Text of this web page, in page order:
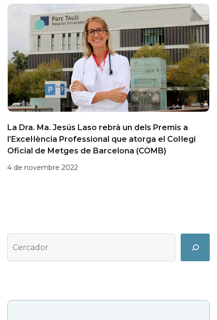
La Dra. Ma. Jesús Laso rebrà un dels Premis a
l’Excel·lència Professional que atorga el Col·legi
Oficial de Metges de Barcelona (COMB)
4 de novembre 2022
Cerca
Search